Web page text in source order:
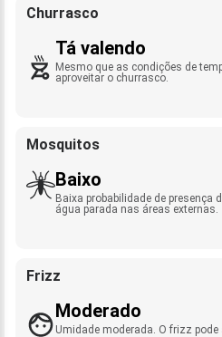
Churrasco
Tá valendo
Mesmo que as condições de
aproveitar o churrasco.
Mosquitos
Baixo
Baixa probabilidade de presença
água parada nas áreas externas.
Frizz
Moderado
Umidade moderada. O frizz pode